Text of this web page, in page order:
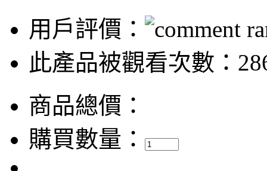
用戶評價：
此產品被觀看次數：
商品總價：
購買數量：